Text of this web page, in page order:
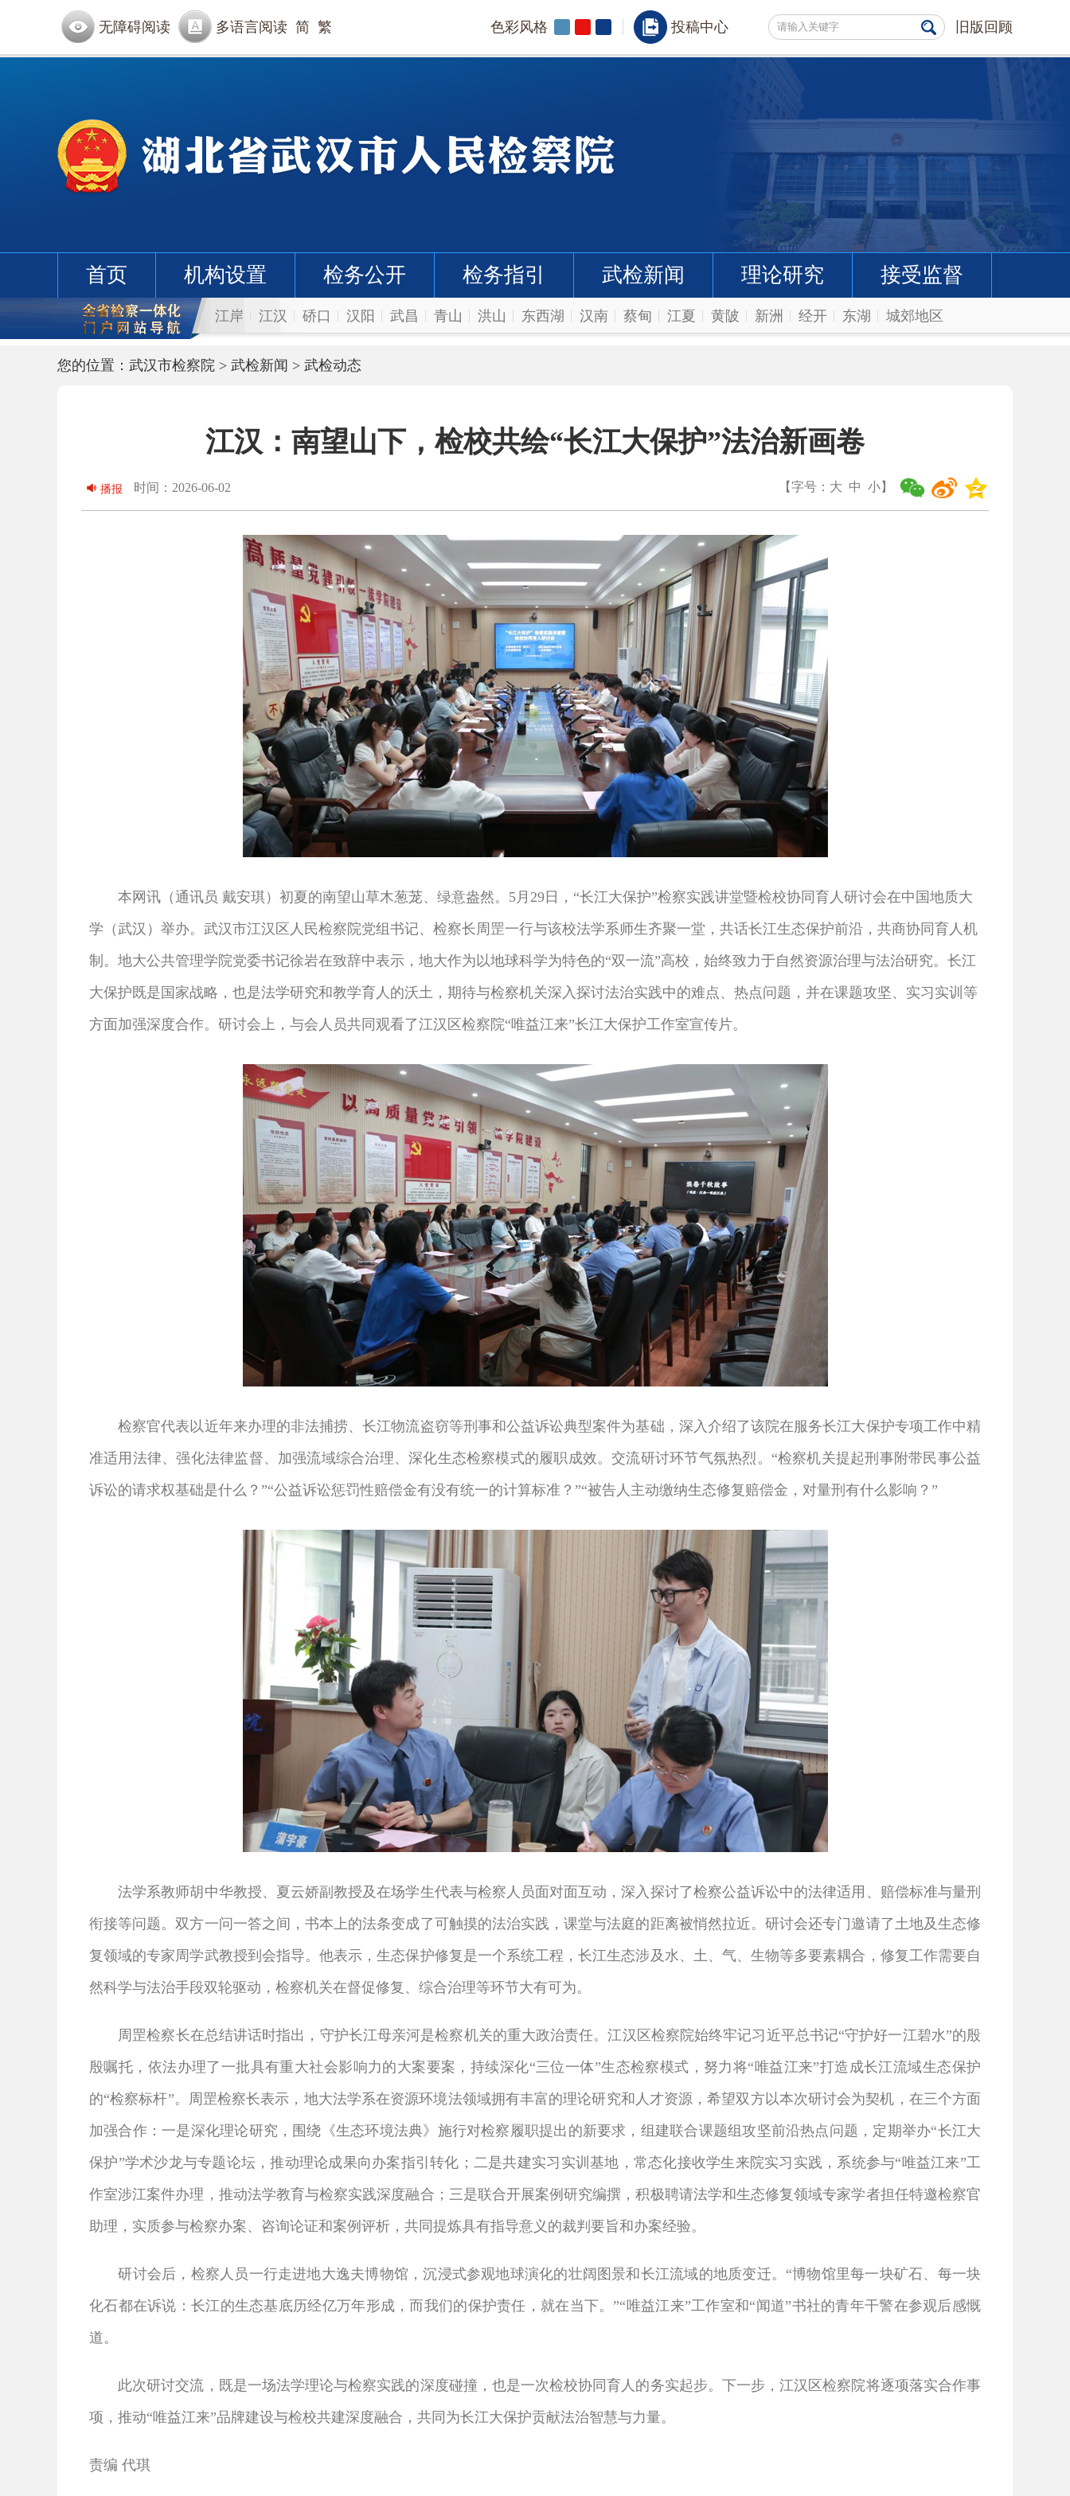
无障碍阅读 多语言阅读 简 繁 色彩风格 投稿中心 旧版回顾
首页 机构设置 检务公开 检务指引 武检新闻 理论研究 接受监督
江岸 江汉 硚口 汉阳 武昌 青山 洪山 东西湖 汉南 蔡甸 江夏 黄陂 新洲 经开 东湖 城郊地区
您的位置： 武汉市检察院 > 武检新闻 > 武检动态
江汉：南望山下，检校共绘“长江大保护”法治新画卷
【字号： 大 中 小】
播报 时间：2026-06-02
本网讯（通讯员 戴安琪）初夏的南望山草木葱茏、绿意盎然。5月29日，“长江大保护”检察实践讲堂暨检校协同育人研讨会在中国地质大
学（武汉）举办。武汉市江汉区人民检察院党组书记、检察长周罡一行与该校法学系师生齐聚一堂，共话长江生态保护前沿，共商协同育人机
制。地大公共管理学院党委书记徐岩在致辞中表示，地大作为以地球科学为特色的“双一流”高校，始终致力于自然资源治理与法治研究。长江
大保护既是国家战略，也是法学研究和教学育人的沃土，期待与检察机关深入探讨法治实践中的难点、热点问题，并在课题攻坚、实习实训等
方面加强深度合作。研讨会上，与会人员共同观看了江汉区检察院“唯益江来”长江大保护工作室宣传片。
检察官代表以近年来办理的非法捕捞、长江物流盗窃等刑事和公益诉讼典型案件为基础，深入介绍了该院在服务长江大保护专项工作中精
准适用法律、强化法律监督、加强流域综合治理、深化生态检察模式的履职成效。交流研讨环节气氛热烈。“检察机关提起刑事附带民事公益
诉讼的请求权基础是什么？”“公益诉讼惩罚性赔偿金有没有统一的计算标准？”“被告人主动缴纳生态修复赔偿金，对量刑有什么影响？”
法学系教师胡中华教授、夏云娇副教授及在场学生代表与检察人员面对面互动，深入探讨了检察公益诉讼中的法律适用、赔偿标准与量刑
衔接等问题。双方一问一答之间，书本上的法条变成了可触摸的法治实践，课堂与法庭的距离被悄然拉近。研讨会还专门邀请了土地及生态修
复领域的专家周学武教授到会指导。他表示，生态保护修复是一个系统工程，长江生态涉及水、土、气、生物等多要素耦合，修复工作需要自
然科学与法治手段双轮驱动，检察机关在督促修复、综合治理等环节大有可为。
周罡检察长在总结讲话时指出，守护长江母亲河是检察机关的重大政治责任。江汉区检察院始终牢记习近平总书记“守护好一江碧水”的殷
殷嘱托，依法办理了一批具有重大社会影响力的大案要案，持续深化“三位一体”生态检察模式，努力将“唯益江来”打造成长江流域生态保护
的“检察标杆”。周罡检察长表示，地大法学系在资源环境法领域拥有丰富的理论研究和人才资源，希望双方以本次研讨会为契机，在三个方面
加强合作：一是深化理论研究，围绕《生态环境法典》施行对检察履职提出的新要求，组建联合课题组攻坚前沿热点问题，定期举办“长江大
保护”学术沙龙与专题论坛，推动理论成果向办案指引转化；二是共建实习实训基地，常态化接收学生来院实习实践，系统参与“唯益江来”工
作室涉江案件办理，推动法学教育与检察实践深度融合；三是联合开展案例研究编撰，积极聘请法学和生态修复领域专家学者担任特邀检察官
助理，实质参与检察办案、咨询论证和案例评析，共同提炼具有指导意义的裁判要旨和办案经验。
研讨会后，检察人员一行走进地大逸夫博物馆，沉浸式参观地球演化的壮阔图景和长江流域的地质变迁。“博物馆里每一块矿石、每一块
化石都在诉说：长江的生态基底历经亿万年形成，而我们的保护责任，就在当下。”“唯益江来”工作室和“闻道”书社的青年干警在参观后感慨
道。
此次研讨交流，既是一场法学理论与检察实践的深度碰撞，也是一次检校协同育人的务实起步。下一步，江汉区检察院将逐项落实合作事
项，推动“唯益江来”品牌建设与检校共建深度融合，共同为长江大保护贡献法治智慧与力量。
责编 代琪